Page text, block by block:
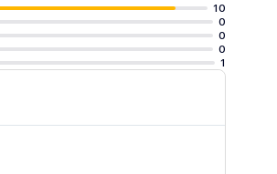
10
0
0
0
1